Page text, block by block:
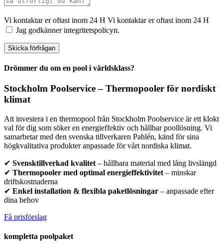
Vi kontaktar er oftast inom 24 H Vi kontaktar er oftast inom 24 H
Jag godkänner integritetspolicyn.
Skicka förfrågan
Drömmer du om en pool i världsklass?
Stockholm Poolservice – Thermopooler för nordiskt
klimat
Att investera i en thermopool från Stockholm Poolservice är ett klokt
val för dig som söker en energieffektiv och hållbar poollösning. Vi
samarbetar med den svenska tillverkaren Pahlén, känd för sina
högkvalitativa produkter anpassade för vårt nordiska klimat.
✔ Svensktillverkad kvalitet – hållbara material med lång livslängd
✔ Thermopooler med optimal energieffektivitet – minskar
driftskostnaderna
✔ Enkel installation & flexibla paketlösningar – anpassade efter
dina behov
Få prisförslag
kompletta poolpaket